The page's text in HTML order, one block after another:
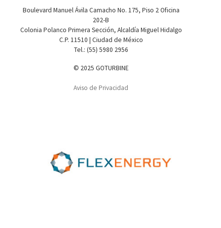
Boulevard Manuel Ávila Camacho No. 175, Piso 2 Oficina
202-B
Colonia Polanco Primera Sección, Alcaldía Miguel Hidalgo
C.P. 11510 | Ciudad de México
Tel.: (55) 5980 2956
© 2025 GOTURBINE
Aviso de Privacidad